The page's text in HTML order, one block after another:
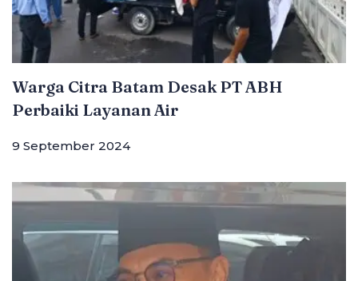
Warga Citra Batam Desak PT ABH
Perbaiki Layanan Air
9 September 2024